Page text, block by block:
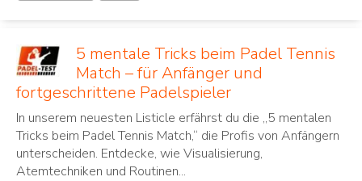
5 mentale Tricks beim Padel Tennis
Match – für Anfänger und
fortgeschrittene Padelspieler
In unserem neuesten Listicle erfährst du die „5 mentalen
Tricks beim Padel Tennis Match,“ die Profis von Anfängern
unterscheiden. Entdecke, wie Visualisierung,
Atemtechniken und Routinen...